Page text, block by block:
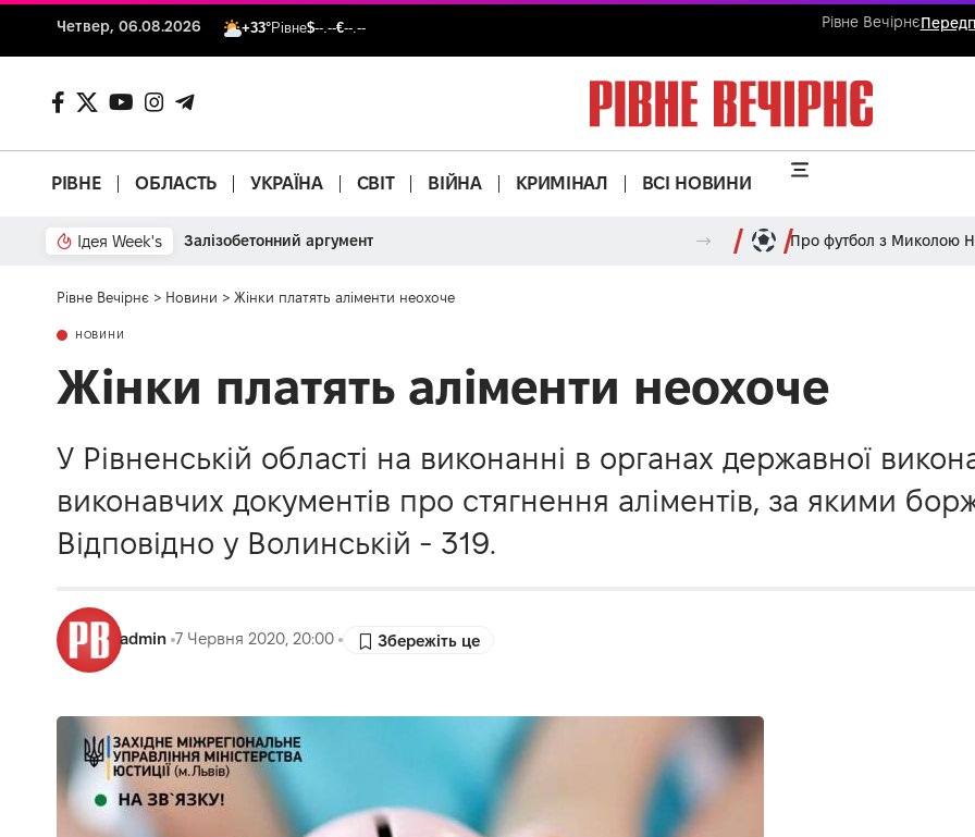
Четвер, 06.08.2026 +33°Рівне$--.--€--.-- Рівне Вечірнє
РІВНЕ ОБЛАСТЬ УКРАЇНА СВІТ ВІЙНА КРИМІНАЛ ВСІ НОВИНИ
Ідея Week's Залізобетонний аргумент Про футбол з Миколою
Рівне Вечірнє > Новини > Жінки платять аліменти неохоче
НОВИНИ
Жінки платять аліменти неохоче
У Рівненській області на виконанні в органах державної
виконавчих документів про стягнення аліментів, за якими
Відповідно у Волинській - 319.
admin 7 Червня 2020, 20:00